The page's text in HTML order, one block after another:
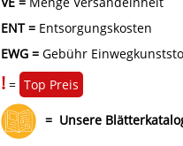
ENT = Entsorgungskosten
EWG = Gebühr
! = Top Preis
= Unsere